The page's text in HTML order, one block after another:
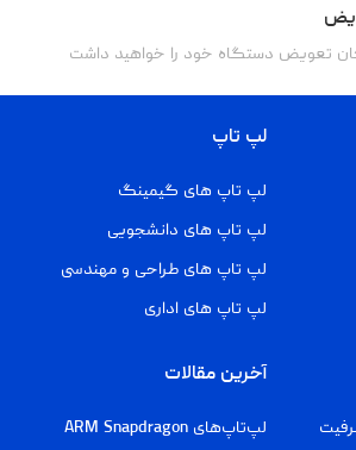
تعویض دستگاه خود را خواهید داشت
لپ تاپ
لپ تاپ های گیمینگ
لپ تاپ های دانشجویی
لپ تاپ های طراحی و مهندسی
لپ تاپ های اداری
آخرین مقالات
لپ‌تاپ‌های ARM Snapdragon